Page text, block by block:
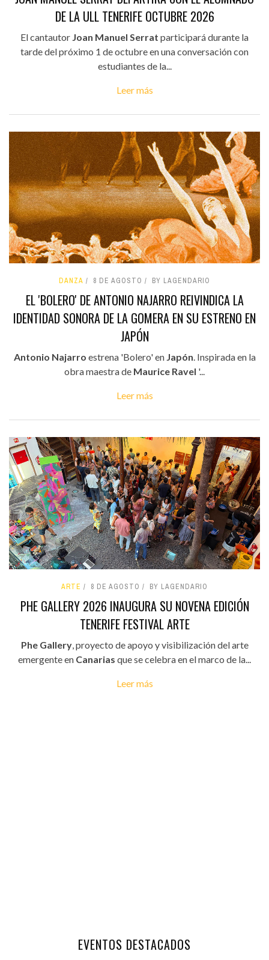
DE LA ULL TENERIFE OCTUBRE 2026
El cantautor Joan Manuel Serrat participará durante la
tarde del próximo 1 de octubre en una conversación con
estudiantes de la...
Leer más
DANZA 8 DE AGOSTO BY LAGENDARIO
EL 'BOLERO' DE ANTONIO NAJARRO REIVINDICA LA
IDENTIDAD SONORA DE LA GOMERA EN SU ESTRENO EN
JAPÓN
Antonio Najarro estrena 'Bolero' en Japón. Inspirada en la
obra maestra de Maurice Ravel '...
Leer más
ARTE 8 DE AGOSTO BY LAGENDARIO
PHE GALLERY 2026 INAUGURA SU NOVENA EDICIÓN
TENERIFE FESTIVAL ARTE
Phe Gallery, proyecto de apoyo y visibilización del arte
emergente en Canarias que se celebra en el marco de la...
Leer más
EVENTOS DESTACADOS